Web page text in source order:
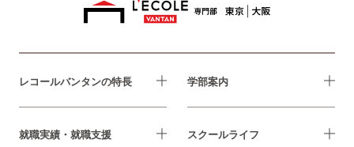
レコールバンタンの特長 学部案内
就職実績・就職支援 スクールライフ